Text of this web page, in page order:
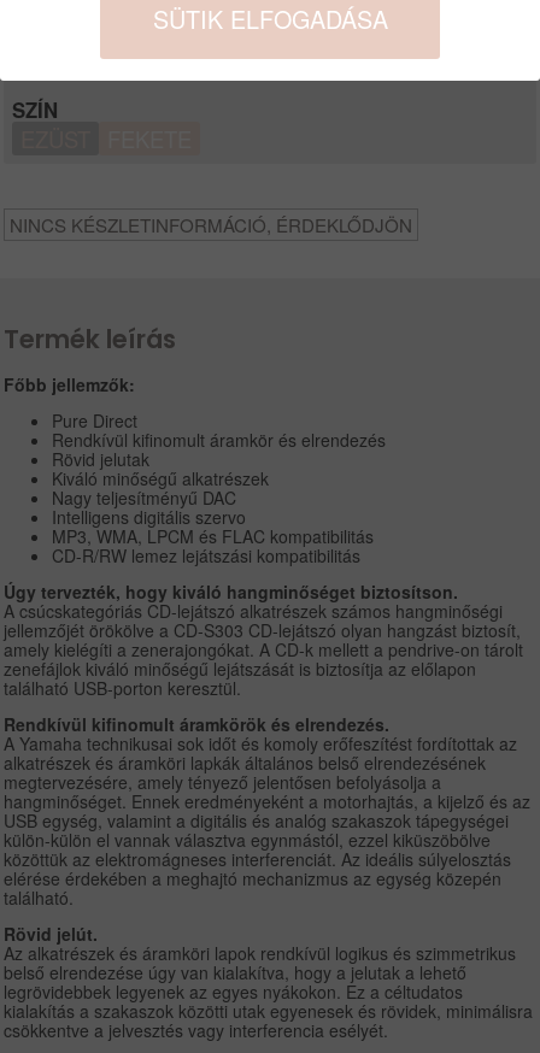
Egyéb termék verziók
SZÍN
NINCS KÉSZLETINFORMÁCIÓ, ÉRDEKLŐDJÖN
Termék leírás
Főbb jellemzők:
Pure Direct
Rendkívül kifinomult áramkör és elrendezés
Rövid jelutak
Kiváló minőségű alkatrészek
Nagy teljesítményű DAC
Intelligens digitális szervo
MP3, WMA, LPCM és FLAC kompatibilitás
CD-R/RW lemez lejátszási kompatibilitás
Úgy tervezték, hogy kiváló hangminőséget biztosítson.
A csúcskategóriás CD-lejátszó alkatrészek számos hangminőségi
jellemzőjét örökölve a CD-S303 CD-lejátszó olyan hangzást biztosít,
amely kielégíti a zenerajongókat. A CD-k mellett a pendrive-on tárolt
zenefájlok kiváló minőségű lejátszását is biztosítja az előlapon
található USB-porton keresztül.
Rendkívül kifinomult áramkörök és elrendezés.
A Yamaha technikusai sok időt és komoly erőfeszítést fordítottak az
alkatrészek és áramköri lapkák általános belső elrendezésének
megtervezésére, amely tényező jelentősen befolyásolja a
hangminőséget. Ennek eredményeként a motorhajtás, a kijelző és az
USB egység, valamint a digitális és analóg szakaszok tápegységei
külön-külön el vannak választva egynmástól, ezzel kiküszöbölve
közöttük az elektromágneses interferenciát. Az ideális súlyelosztás
elérése érdekében a meghajtó mechanizmus az egység közepén
található.
Rövid jelút.
Az alkatrészek és áramköri lapok rendkívül logikus és szimmetrikus
belső elrendezése úgy van kialakítva, hogy a jelutak a lehető
legrövidebbek legyenek az egyes nyákokon. Ez a céltudatos
kialakítás a szakaszok közötti utak egyenesek és rövidek, minimálisra
csökkentve a jelvesztés vagy interferencia esélyét.
SÜTIK ELFOGADÁSA